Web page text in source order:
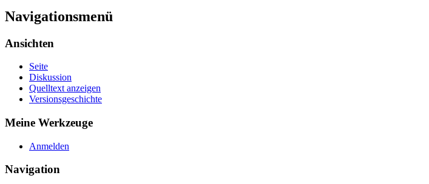
Navigationsmenü
Ansichten
Seite
Diskussion
Quelltext anzeigen
Versionsgeschichte
Meine Werkzeuge
Anmelden
Navigation